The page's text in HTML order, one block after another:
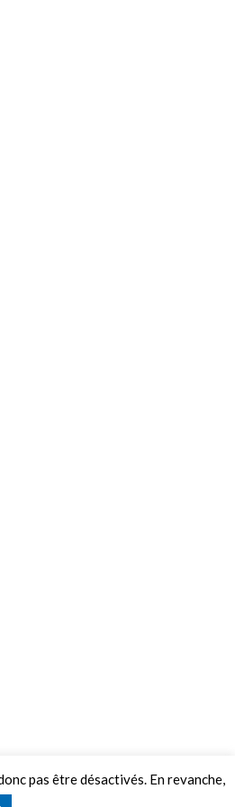
pas être désactivés. En revanche,